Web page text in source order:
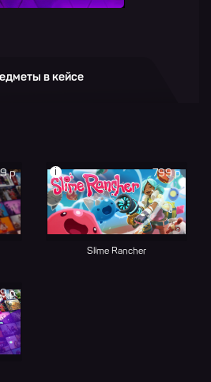
в кейсе
р. 799 р.
i
Slime Rancher
р.